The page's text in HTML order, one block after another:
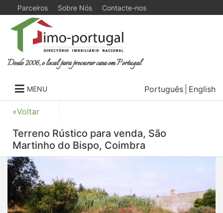
Parceiros Sobre Nós Contacte-nos
Desde 2006, o local para procurar casa em Portugal
MENU Português English
«Voltar
Terreno Rústico para venda, São
Martinho do Bispo, Coimbra